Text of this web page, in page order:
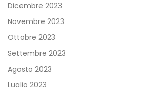
Dicembre 2023
Novembre 2023
Ottobre 2023
Settembre 2023
Agosto 2023